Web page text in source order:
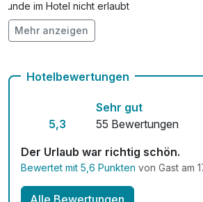
Hunde im Hotel nicht erlaubt
Auch vegetarische Speisen
Mehr anzeigen
Hotelbewertungen
5,3
Sehr gut
55 Bewertungen
Der Urlaub war richtig schön.
Bewertet mit 5,6 Punkten von Gast am
Alle Bewertungen